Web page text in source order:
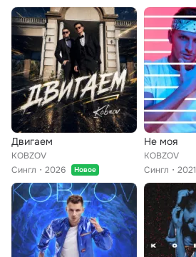
Двигаем
KOBZOV
Сингл
2026 Новое
Не моя
KOBZOV
Сингл
2021